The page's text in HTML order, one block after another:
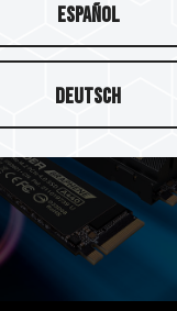
Español
Deutsch